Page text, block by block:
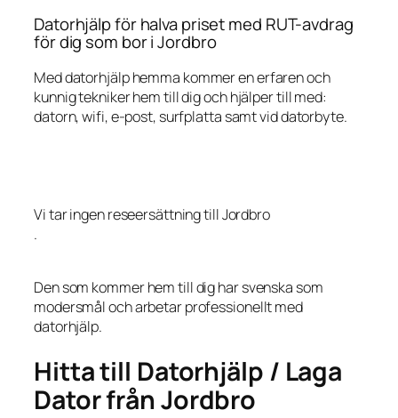
Datorhjälp för halva priset med RUT-avdrag
för dig som bor i Jordbro
Med datorhjälp hemma kommer en erfaren och
kunnig tekniker hem till dig och hjälper till med:
datorn, wifi, e-post, surfplatta samt vid datorbyte.
Vi tar ingen reseersättning till Jordbro
.
Den som kommer hem till dig har svenska som
modersmål och arbetar professionellt med
datorhjälp.
Hitta till Datorhjälp / Laga
Dator från Jordbro